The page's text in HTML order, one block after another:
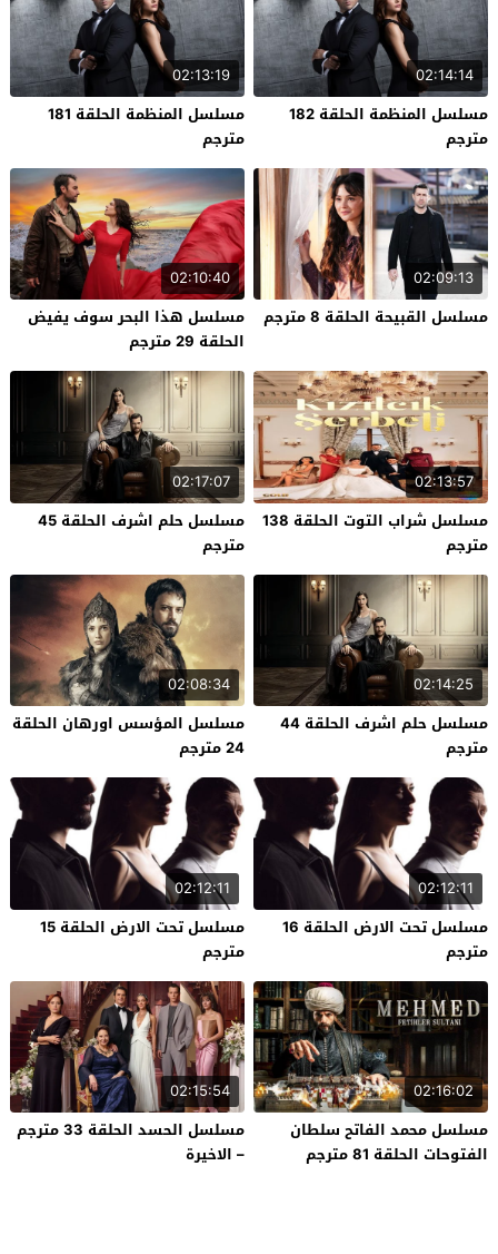
02:14:14
مسلسل المنظمة الحلقة 182
مترجم
02:13:19
مسلسل المنظمة الحلقة 181
مترجم
02:09:13
مسلسل القبيحة الحلقة 8 مترجم
02:10:40
مسلسل هذا البحر سوف يفيض
الحلقة 29 مترجم
02:13:57
مسلسل شراب التوت الحلقة 138
مترجم
02:17:07
مسلسل حلم اشرف الحلقة 45
مترجم
02:14:25
مسلسل حلم اشرف الحلقة 44
مترجم
02:08:34
مسلسل المؤسس اورهان الحلقة
24 مترجم
02:12:11
مسلسل تحت الارض الحلقة 16
مترجم
02:12:11
مسلسل تحت الارض الحلقة 15
مترجم
02:16:02
مسلسل محمد الفاتح سلطان
الفتوحات الحلقة 81 مترجم
02:15:54
مسلسل الحسد الحلقة 33 مترجم
– الاخيرة